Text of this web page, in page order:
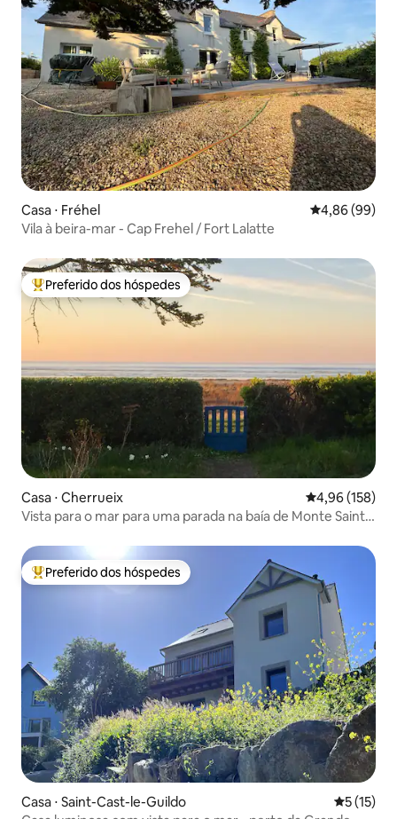
Casa ⋅ Fréhel 4,86 de uma
4,86 (99)
Vila à beira-mar - Cap Frehel / Fort Lalatte
Entre os melhores preferidos dos hóspedes
Preferido dos hóspedes
Casa ⋅ Cherrueix 4,96 de uma
4,96 (158)
Vista para o mar para uma parada na baía de Monte Saint-
Entre os melhores preferidos dos hóspedes
Preferido dos hóspedes
Casa ⋅ Saint-Cast-le-Guildo 5 de uma
5 (15)